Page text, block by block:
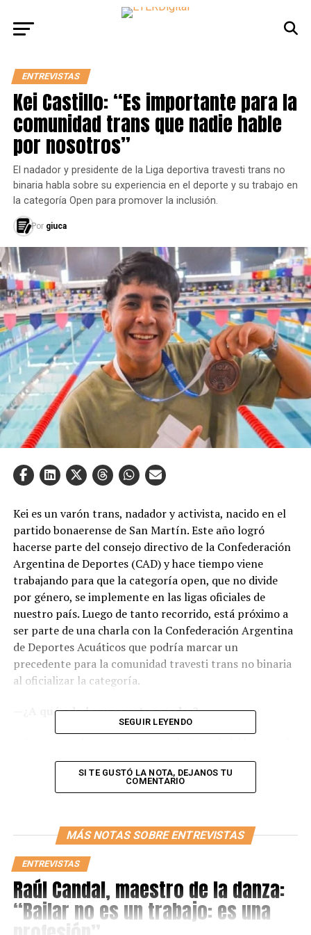
ENTREVISTAS
Kei Castillo: “Es importante para la
comunidad trans que nadie hable
por nosotros”
El nadador y presidente de la Liga deportiva travesti trans no
binaria habla sobre su experiencia en el deporte y su trabajo en
la categoría Open para promover la inclusión.
Por giuca
Kei es un varón trans, nadador y activista, nacido en el
partido bonaerense de San Martín. Este año logró
hacerse parte del consejo directivo de la Confederación
Argentina de Deportes (CAD) y hace tiempo viene
trabajando para que la categoría open, que no divide
por género, se implemente en las ligas oficiales de
nuestro país. Luego de tanto recorrido, está próximo a
ser parte de una charla con la Confederación Argentina
de Deportes Acuáticos que podría marcar un
precedente para la comunidad travesti trans no binaria
al oficializar la categoría.
—¿A qué edad empezaste a nadar?
Gimnasia de Villa Ballester, a los 10 me inicié en la
competencia y pude hacerlo hasta los 14.
—A esa edad inició mi proceso de transición, sentía mi
cuerpo diferente y cosas que no sabía nombrar,además,
no quería usar la malla sino una remera y short y no
podía porque en natación la indumentaria está dentro
del reglamento.
SEGUIR LEYENDO
SI TE GUSTÓ LA NOTA, DEJANOS TU
COMENTARIO
MÁS NOTAS SOBRE ENTREVISTAS
ENTREVISTAS
Raúl Candal, maestro de la danza:
“Bailar no es un trabajo: es una